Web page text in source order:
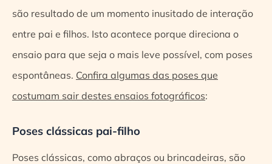
são resultado de um momento inusitado de interação
entre pai e filhos. Isto acontece porque direciona o
ensaio para que seja o mais leve possível, com poses
espontâneas. Confira algumas das poses que
costumam sair destes ensaios fotográficos:
Poses clássicas pai-filho
Poses clássicas, como abraços ou brincadeiras, são